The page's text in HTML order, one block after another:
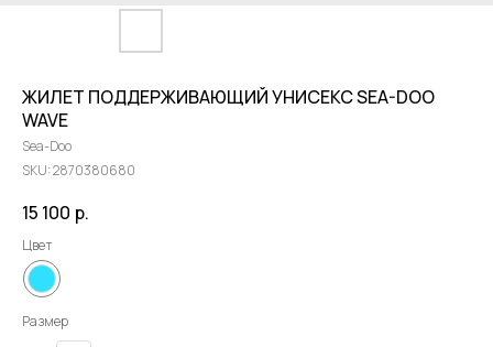
ЖИЛЕТ ПОДДЕРЖИВАЮЩИЙ УНИСЕКС SEA-DOO
WAVE
Sea-Doo
SKU:2870380680
15 100 р.
Цвет
Размер